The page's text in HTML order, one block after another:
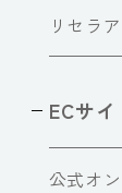
リセラ
ECサイ
公式オ